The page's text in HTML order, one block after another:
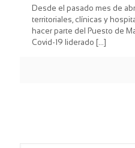
Desde el pasado mes de
territoriales, clínicas y
hacer parte del Puesto de
Covid-19 liderado […]